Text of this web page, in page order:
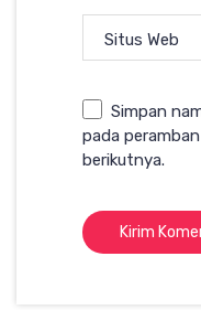
Situs Web
Simpan
pada
berikutnya.